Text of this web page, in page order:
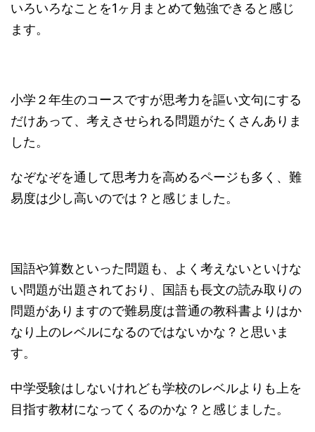
いろいろなことを1ヶ月まとめて勉強できると感じ
ます。
小学２年生のコースですが思考力を謳い文句にする
だけあって、考えさせられる問題がたくさんありま
した。
なぞなぞを通して思考力を高めるページも多く、難
易度は少し高いのでは？と感じました。
国語や算数といった問題も、よく考えないといけな
い問題が出題されており、国語も長文の読み取りの
問題がありますので難易度は普通の教科書よりはか
なり上のレベルになるのではないかな？と思いま
す。
中学受験はしないけれども学校のレベルよりも上を
目指す教材になってくるのかな？と感じました。